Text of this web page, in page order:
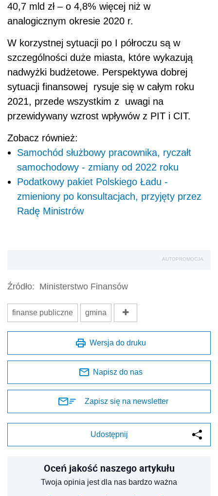
40,7 mld zł – o 4,8% więcej niż w
analogicznym okresie 2020 r.
W korzystnej sytuacji po I półroczu są w
szczególności duże miasta, które wykazują
nadwyżki budżetowe. Perspektywa dobrej
sytuacji finansowej rysuje się w całym roku
2021, przede wszystkim z uwagi na
przewidywany wzrost wpływów z PIT i CIT.
Zobacz również:
Samochód służbowy pracownika, ryczałt
samochodowy - zmiany od 2022 roku
Podatkowy pakiet Polskiego Ładu -
zmieniony po konsultacjach, przyjęty przez
Radę Ministrów
AUTOPROMOCJA
Źródło: Ministerstwo Finansów
finanse publiczne gmina
Wersja do druku
Napisz do nas
Zapisz się na newsletter
Udostępnij
Oceń jakość naszego artykułu
Twoja opinia jest dla nas bardzo ważna